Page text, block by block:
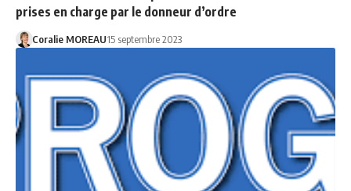
prises en charge par le donneur d’ordre
Coralie MOREAU15 septembre 2023